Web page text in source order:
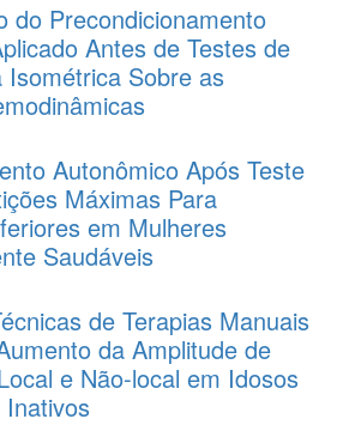
do Precondicionamento
Antes de Testes de
Isométrica Sobre as
Autonômico Após Teste
Máximas Para
em Mulheres
Saudáveis
de Terapias Manuais
da Amplitude de
e Não-local em Idosos
Inativos